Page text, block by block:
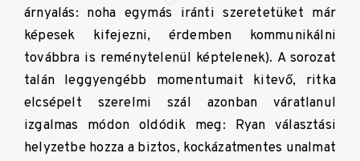
árnyalás: noha egymás iránti szeretetüket már
képesek kifejezni, érdemben kommunikálni
továbbra is reménytelenül képtelenek). A sorozat
talán leggyengébb momentumait kitevő, ritka
elcsépelt szerelmi szál azonban váratlanul
izgalmas módon oldódik meg: Ryan választási
helyzetbe hozza a biztos, kockázatmentes unalmat